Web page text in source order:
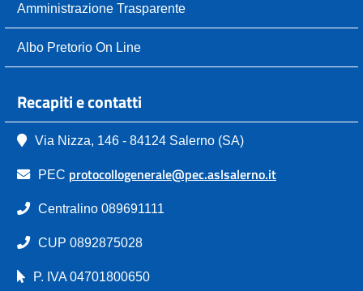
Amministrazione Trasparente
Albo Pretorio On Line
Recapiti e contatti
Via Nizza, 146 - 84124 Salerno (SA)
PEC protocollogenerale@pec.aslsalerno.it
Centralino 089691111
CUP 0892875028
P. IVA 04701800650